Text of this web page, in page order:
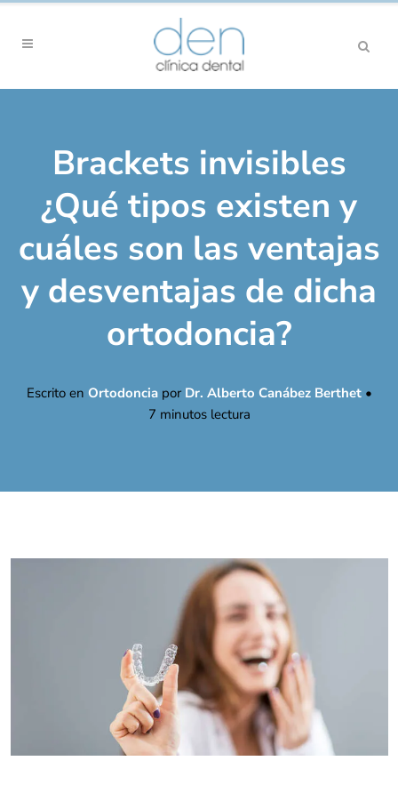
Brackets invisibles
¿Qué tipos existen y
cuáles son las ventajas
y desventajas de dicha
ortodoncia?
Escrito en Ortodoncia por Dr. Alberto Canábez Berthet •
7 minutos lectura